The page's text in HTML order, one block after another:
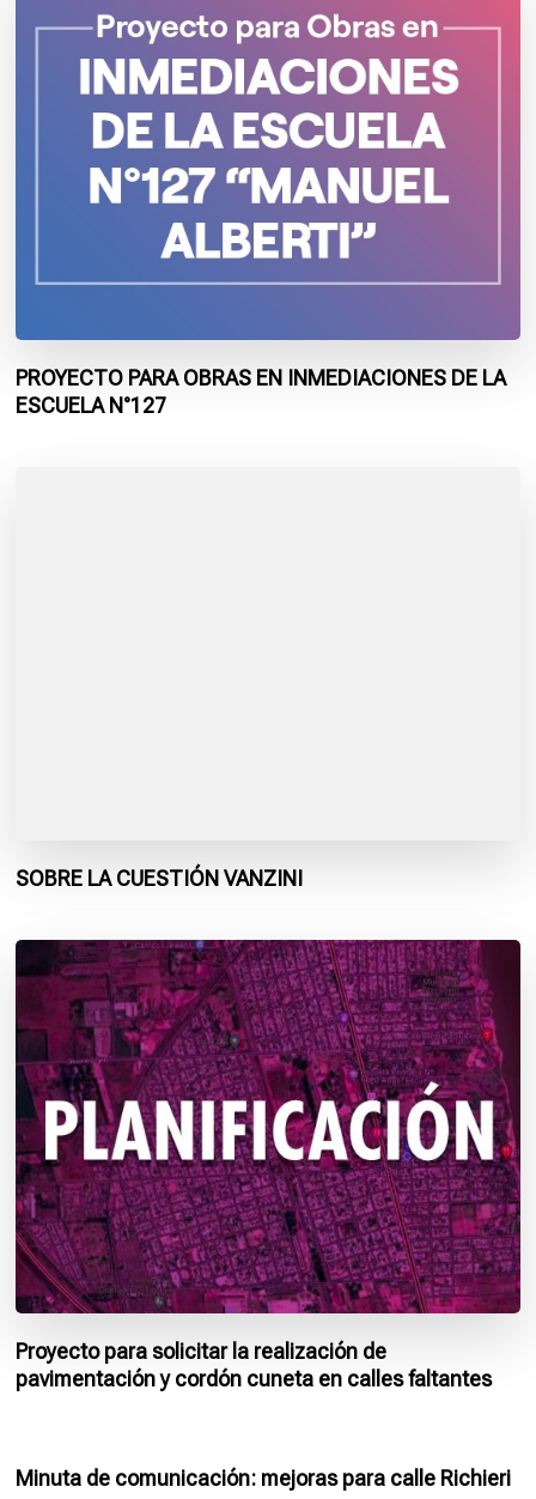
PROYECTO PARA OBRAS EN INMEDIACIONES DE LA
ESCUELA N°127
SOBRE LA CUESTIÓN VANZINI
Proyecto para solicitar la realización de
pavimentación y cordón cuneta en calles faltantes
Minuta de comunicación: mejoras para calle Richieri